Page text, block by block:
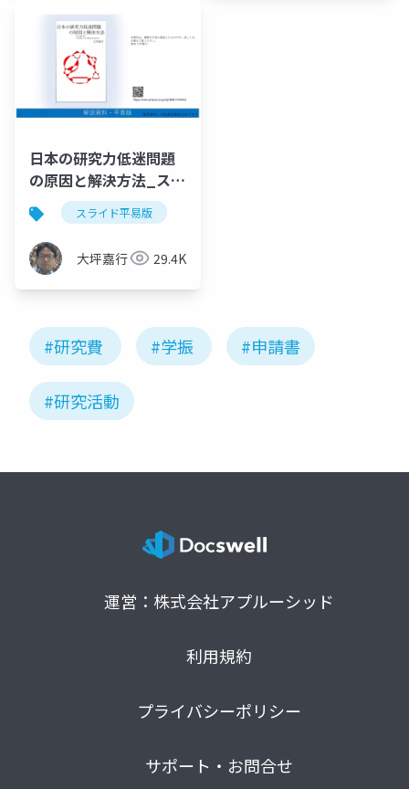
日本の研究力低迷問題
の原因と解決方法_スラ
イド資料_平易版
スライド平易版
大坪嘉行 29.4K
#研究費 #学振 #申請書
#研究活動
運営：株式会社アプルーシッド
利用規約
プライバシーポリシー
サポート・お問合せ